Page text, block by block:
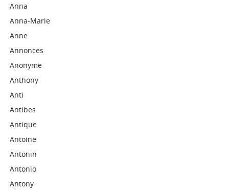
Anna
Anna-Marie
Anne
Annonces
Anonyme
Anthony
Anti
Antibes
Antique
Antoine
Antonin
Antonio
Antony